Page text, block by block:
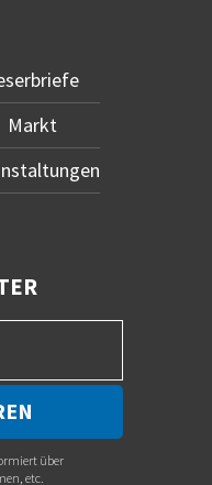
Markt
über
etc.